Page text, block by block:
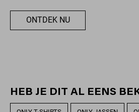
ONTDEK NU
HEB JE DIT AL EENS